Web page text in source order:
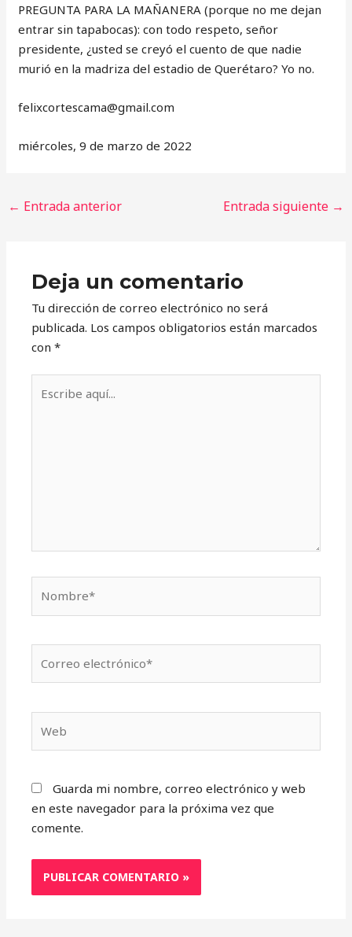
PREGUNTA PARA LA MAÑANERA (porque no me dejan
entrar sin tapabocas): con todo respeto, señor
presidente, ¿usted se creyó el cuento de que nadie
murió en la madriza del estadio de Querétaro? Yo no.
‎felixcortescama@gmail.com
miércoles, 9 de marzo de 2022
← Entrada anterior Entrada siguiente →
Deja un comentario
Tu dirección de correo electrónico no será
publicada. Los campos obligatorios están marcados
con*
aquí...
electrónico*
Guarda mi nombre, correo electrónico y web
en este navegador para la próxima vez que
comente.